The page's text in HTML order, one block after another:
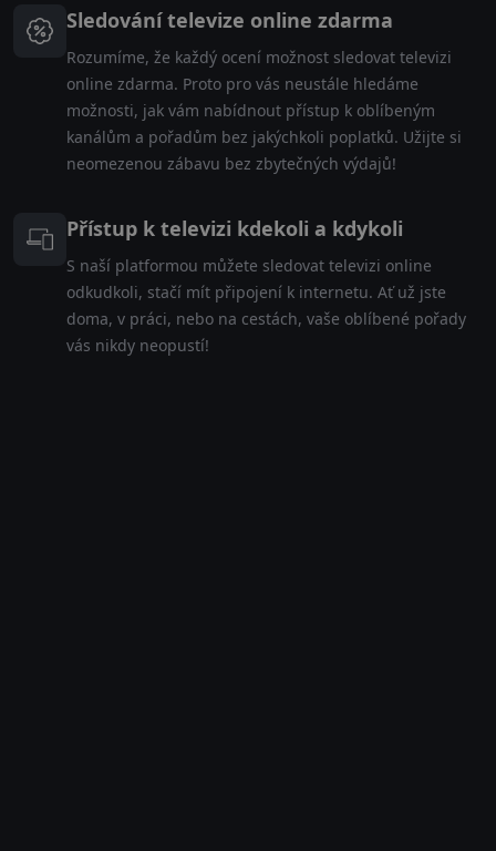
Sledování televize online zdarma
Rozumíme, že každý ocení možnost sledovat televizi
online zdarma. Proto pro vás neustále hledáme
možnosti, jak vám nabídnout přístup k oblíbeným
kanálům a pořadům bez jakýchkoli poplatků. Užijte si
neomezenou zábavu bez zbytečných výdajů!
Přístup k televizi kdekoli a kdykoli
S naší platformou můžete sledovat televizi online
odkudkoli, stačí mít připojení k internetu. Ať už jste
doma, v práci, nebo na cestách, vaše oblíbené pořady
vás nikdy neopustí!